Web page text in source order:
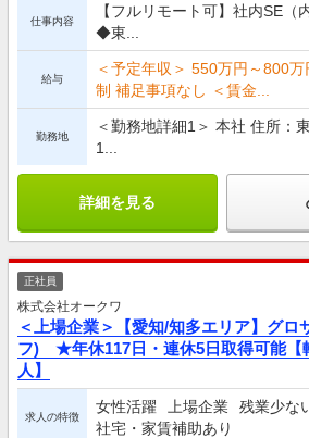
仕事内容
【フルリモート可】社内SE（
◆東...
給与
＜予定年収＞ 550万円～800
制 補足事項なし ＜賃金...
勤務地
＜勤務地詳細1＞ 本社 住所：
1...
詳細を見る
正社員
株式会社オークワ
＜上場企業＞【愛知/知多エリア】グロ
フ) ★年休117日・連休5日取得可能【
人】
求人の特徴
女性活躍 上場企業 残業少な
社宅・家賃補助あり